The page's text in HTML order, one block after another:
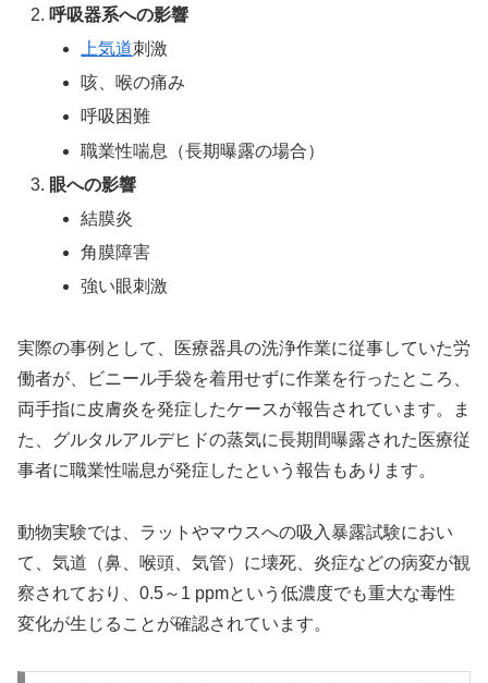
呼吸器系への影響
上気道刺激
咳、喉の痛み
呼吸困難
職業性喘息（長期曝露の場合）
眼への影響
結膜炎
角膜障害
強い眼刺激
実際の事例として、医療器具の洗浄作業に従事していた労
働者が、ビニール手袋を着用せずに作業を行ったところ、
両手指に皮膚炎を発症したケースが報告されています。ま
た、グルタルアルデヒドの蒸気に長期間曝露された医療従
事者に職業性喘息が発症したという報告もあります。
動物実験では、ラットやマウスへの吸入暴露試験におい
て、気道（鼻、喉頭、気管）に壊死、炎症などの病変が観
察されており、0.5～1 ppmという低濃度でも重大な毒性
変化が生じることが確認されています。